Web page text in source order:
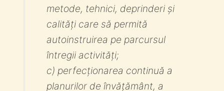
metode, tehnici, deprinderi și
calități care să permită
autoinstruirea pe parcursul
întregii activități;
c) perfecționarea continuă a
planurilor de învățământ, a